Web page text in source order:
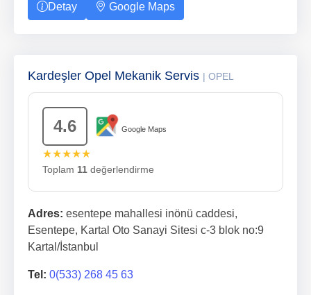
Detay Google Maps
Kardeşler Opel Mekanik Servis | OPEL
4.6 Google Maps
★★★★★
Toplam 11 değerlendirme
Adres: esentepe mahallesi inönü caddesi,
Esentepe, Kartal Oto Sanayi Sitesi c-3 blok no:9
Kartal/İstanbul
Tel: 0(533) 268 45 63